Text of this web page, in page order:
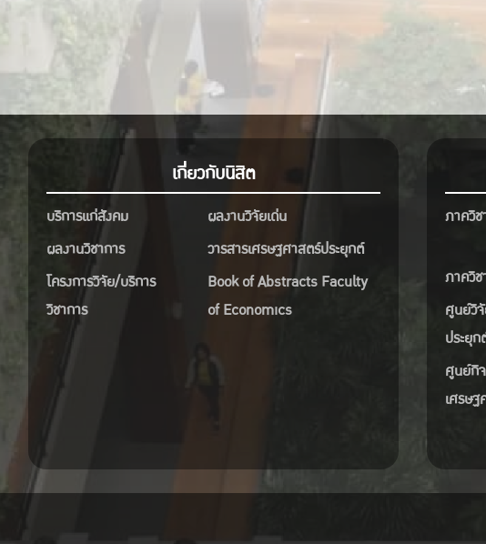
เกี่ยวกับนิสิต
บริการแก่สังคม
ผลงานวิจัยเด่น
ผลงานวิชาการ
วารสารเศรษฐศาสตร์ประยุกต์
โครงการวิจัย/บริการ
วิชาการ
Book of Abstracts Faculty
of Economics
ภาควิ
ภาควิ
ศูนย์วิ
ประยุก
ศูนย์กิ
เศรษ